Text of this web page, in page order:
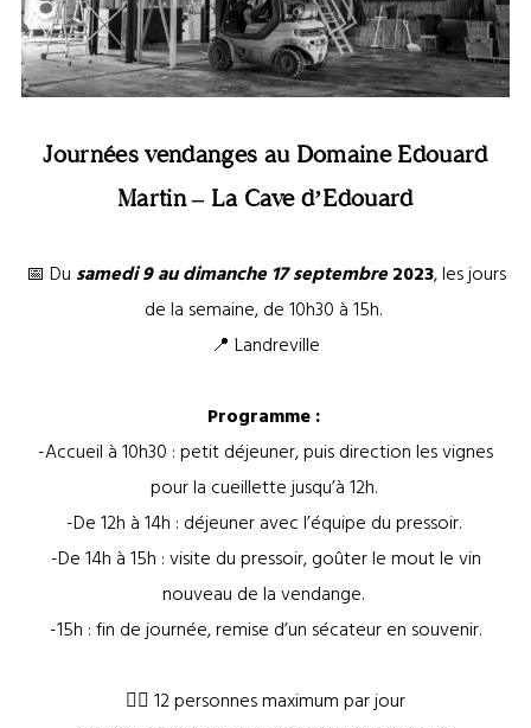
Journées vendanges au Domaine Edouard
Martin – La Cave d’Edouard
📅 Du samedi 9 au dimanche 17 septembre 2023, les jours
de la semaine, de 10h30 à 15h.
📍 Landreville
Programme :
-Accueil à 10h30 : petit déjeuner, puis direction les vignes
pour la cueillette jusqu’à 12h.
-De 12h à 14h : déjeuner avec l’équipe du pressoir.
-De 14h à 15h : visite du pressoir, goûter le mout le vin
nouveau de la vendange.
-15h : fin de journée, remise d’un sécateur en souvenir.
🧍‍♂️ 12 personnes maximum par jour